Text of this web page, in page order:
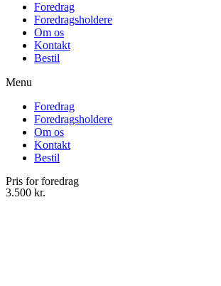
Foredrag
Foredragsholdere
Om os
Kontakt
Bestil
Menu
Foredrag
Foredragsholdere
Om os
Kontakt
Bestil
Pris for foredrag
3.500 kr.